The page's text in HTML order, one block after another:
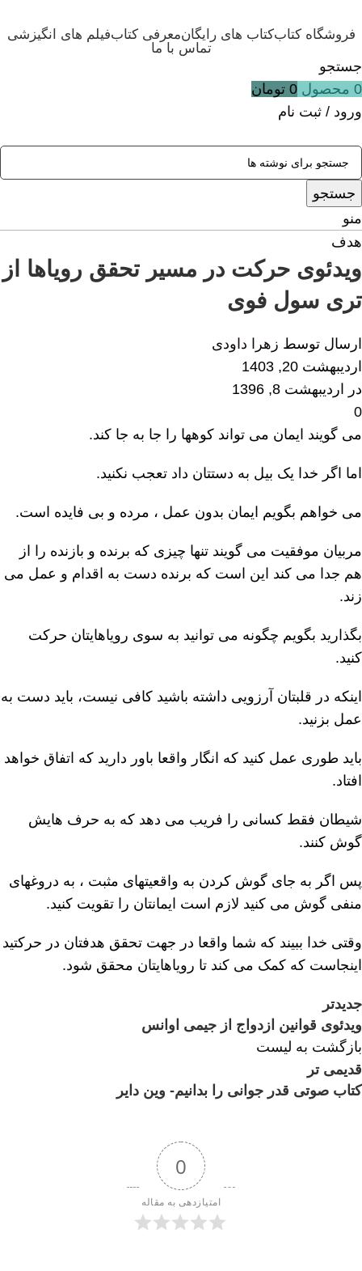
فروشگاه کتابکتاب های رایگانمعرفی کتابفیلم های انگیزشی
تماس با ما
جستجو
0 محصول 0 تومان
ورود / ثبت نام
جستجو
منو
هدف
ویدئوی حرکت در مسیر تحقق رویاها از
تری سول فوی
ارسال توسط زهرا داودی
اردیبهشت 20, 1403
در اردیبهشت 8, 1396
0
می گویند ایمان می تواند کوهها را جا به جا کند.
اما اگر خدا یک بیل به دستتان داد تعجب نکنید.
می خواهم بگویم ایمان بدون عمل ، مرده و بی فایده است.
مربیان موفقیت می گویند تنها چیزی که برنده و بازنده را از
هم جدا می کند این است که برنده دست به اقدام و عمل می
زند.
بگذارید بگویم چگونه می توانید به سوی رویاهایتان حرکت
کنید.
اینکه در قلبتان آرزویی داشته باشید کافی نیست، باید دست به
عمل بزنید.
باید طوری عمل کنید که انگار واقعا باور دارید که اتفاق خواهد
افتاد.
شیطان فقط کسانی را فریب می دهد که به حرف هایش
گوش کنند.
پس اگر به جای گوش کردن به واقعیتهای مثبت ، به دروغهای
منفی گوش می کنید لازم است ایمانتان را تقویت کنید.
وقتی خدا ببیند که شما واقعا در جهت تحقق هدفتان در حرکتید
اینجاست که کمک می کند تا رویاهایتان محقق شود.
جدیدتر
ویدئوی قوانین ازدواج از جیمی اوانس
بازگشت به لیست
قدیمی تر
کتاب صوتی قدر جوانی را بدانیم- وین دایر
0
امتیازدهی به مقاله